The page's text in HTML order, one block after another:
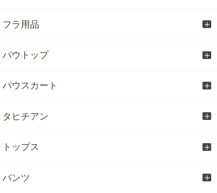
フラ用品
パウトップ
パウスカート
タヒチアン
トップス
パンツ